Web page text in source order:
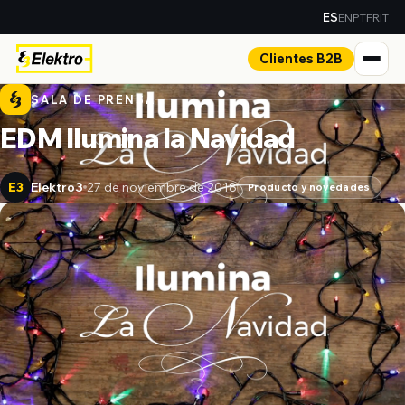
ESENPTFRIT
Clientes B2B
SALA DE PRENSA
EDM Ilumina la Navidad
E3 Elektro3 27 de noviembre de 2018 Producto y novedades